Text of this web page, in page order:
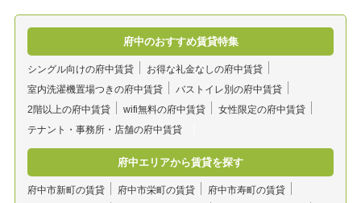
府中のおすすめ賃貸特集
シングル向けの府中賃貸
お得な礼金なしの府中賃貸
室内洗濯機置場つきの府中賃貸
バストイレ別の府中賃貸
2階以上の府中賃貸
wifi無料の府中賃貸
女性限定の府中賃貸
テナント・事務所・店舗の府中賃貸
府中エリアから賃貸を探す
府中市新町の賃貸 府中市栄町の賃貸
府中市寿町の賃貸